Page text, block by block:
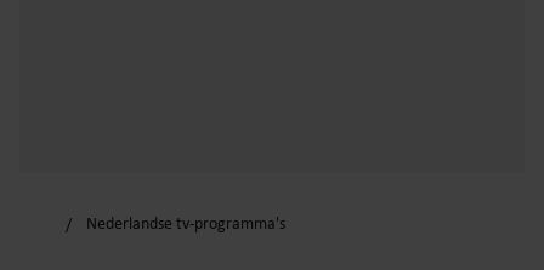
Nederlandse tv-programma's